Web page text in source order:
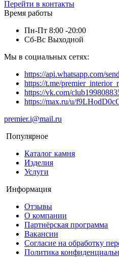
Перейти в контакты
Время работы
Пн-Пт 8:00 -20:00
Сб-Вс Выходной
Мы в социальных сетях:
https://api.whatsapp.com/
https://t.me/
https://vk.com/
https://max.ru/u/
premier.i@mail.ru
Популярное
Каталог камня
Изделия
Услуги
Информация
Отзывы
О компании
Партнёрская программа
Вакансии
Согласие на обработку
Политика